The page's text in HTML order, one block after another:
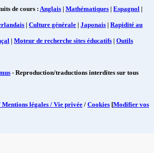
de cours : Anglais | Mathématiques | Espagnol |
| Culture générale | Japonais | Rapidité au
| Moteur de recherche sites éducatifs | Outils
- Reproduction/traductions interdites sur tous
Mentions légales / Vie privée / Cookies [Modifier vos